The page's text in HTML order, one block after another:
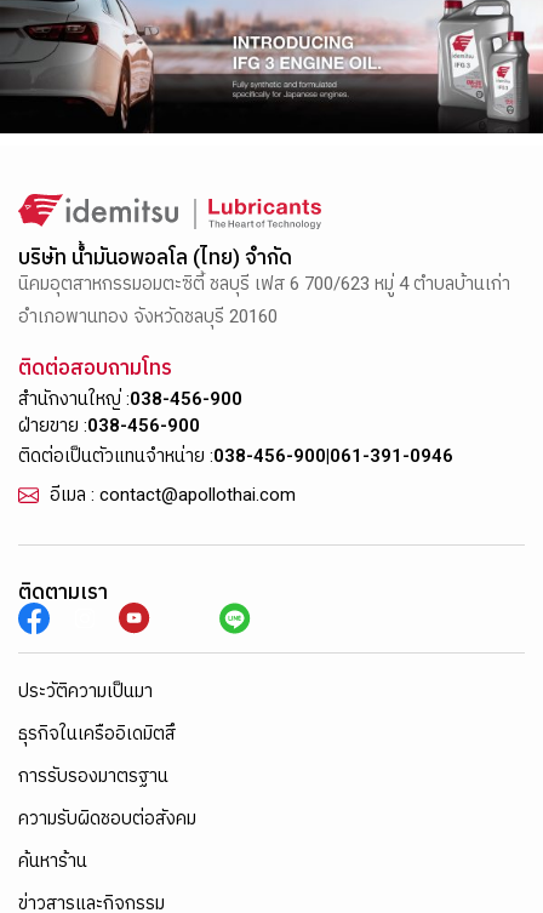
บริษัท น้ำมันอพอลโล (ไทย) จำกัด
นิคมอุตสาหกรรมอมตะซิตี้ ชลบุรี เฟส 6 700/623 หมู่ 4 ตำบลบ้านเก่า
อำเภอพานทอง จังหวัดชลบุรี 20160
ติดต่อสอบถามโทร
สำนักงานใหญ่ :038-456-900
ฝ่ายขาย :038-456-900
ติดต่อเป็นตัวแทนจำหน่าย :038-456-900|061-391-0946
อีเมล : contact@apollothai.com
ติดตามเรา
ประวัติความเป็นมา
ธุรกิจในเครืออิเดมิตสึ
การรับรองมาตรฐาน
ความรับผิดชอบต่อสังคม
ค้นหาร้าน
ข่าวสารและกิจกรรม